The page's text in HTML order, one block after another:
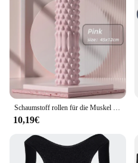
Schaumstoff rollen für die Muskel massage-hoch dichte Rückens chaum rolle zur Linderung von Rückens ch merzen und zur Muskel regeneration in Beinen und Armen
10,19€